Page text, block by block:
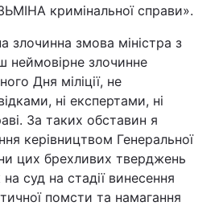
кримінальної справи».
злочинна змова міністра з
неймовірне злочинне
Дня міліції, не
ні експертами, ні
За таких обставин я
керівництвом Генеральної
цих брехливих тверджень
суд на стадії винесення
помсти та намагання